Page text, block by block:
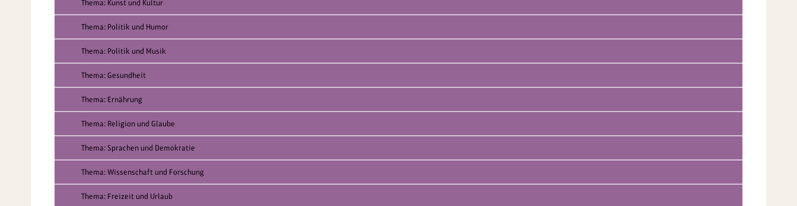
Thema: Kunst und Kultur
Thema: Politik und Humor
Thema: Politik und Musik
Thema: Gesundheit
Thema: Ernährung
Thema: Religion und Glaube
Thema: Sprachen und Demokratie
Thema: Wissenschaft und Forschung
Thema: Freizeit und Urlaub